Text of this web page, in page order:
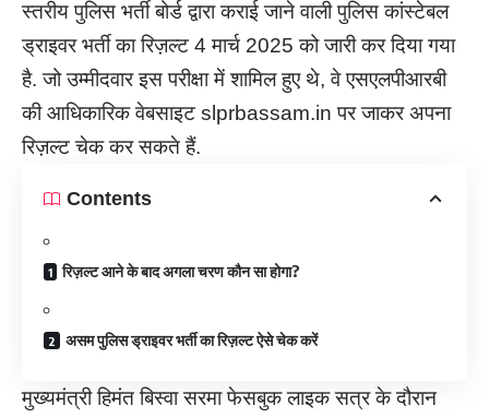
स्तरीय पुलिस भर्ती बोर्ड द्वारा कराई जाने वाली पुलिस कांस्टेबल
ड्राइवर भर्ती का रिज़ल्ट 4 मार्च 2025 को जारी कर दिया गया
है. जो उम्मीदवार इस परीक्षा में शामिल हुए थे, वे एसएलपीआरबी
की आधिकारिक वेबसाइट slprbassam.in पर जाकर अपना
रिज़ल्ट चेक कर सकते हैं.
Contents
रिज़ल्ट आने के बाद अगला चरण कौन सा होगा?
असम पुलिस ड्राइवर भर्ती का रिज़ल्ट ऐसे चेक करें
मुख्यमंत्री हिमंत बिस्वा सरमा फेसबुक लाइक सत्र के दौरान